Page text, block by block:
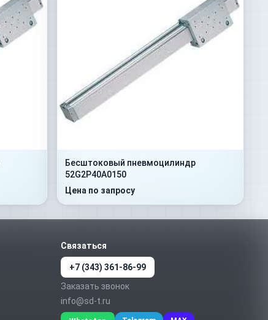
Бесштоковый пневмоцилиндр
52G2P40A0150
Цена по запросу
Связаться
+7 (343) 361-86-99
Заказать звонок
info@sd-t.ru